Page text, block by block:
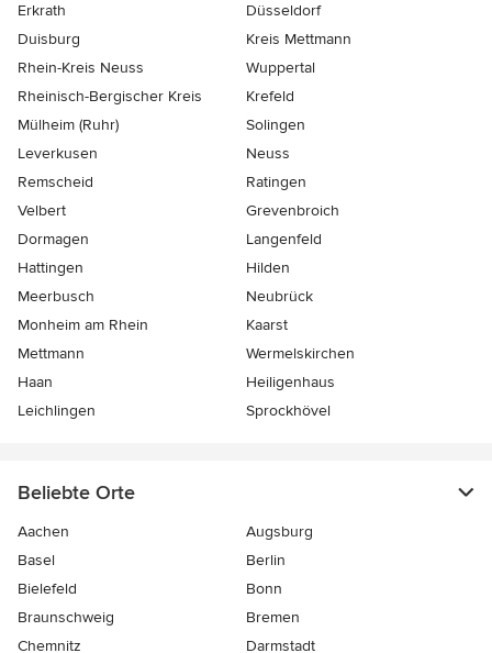
Erkrath
Düsseldorf
Duisburg
Kreis Mettmann
Rhein-Kreis Neuss
Wuppertal
Rheinisch-Bergischer Kreis
Krefeld
Mülheim (Ruhr)
Solingen
Leverkusen
Neuss
Remscheid
Ratingen
Velbert
Grevenbroich
Dormagen
Langenfeld
Hattingen
Hilden
Meerbusch
Neubrück
Monheim am Rhein
Kaarst
Mettmann
Wermelskirchen
Haan
Heiligenhaus
Leichlingen
Sprockhövel
Beliebte Orte
Aachen
Augsburg
Basel
Berlin
Bielefeld
Bonn
Braunschweig
Bremen
Chemnitz
Darmstadt